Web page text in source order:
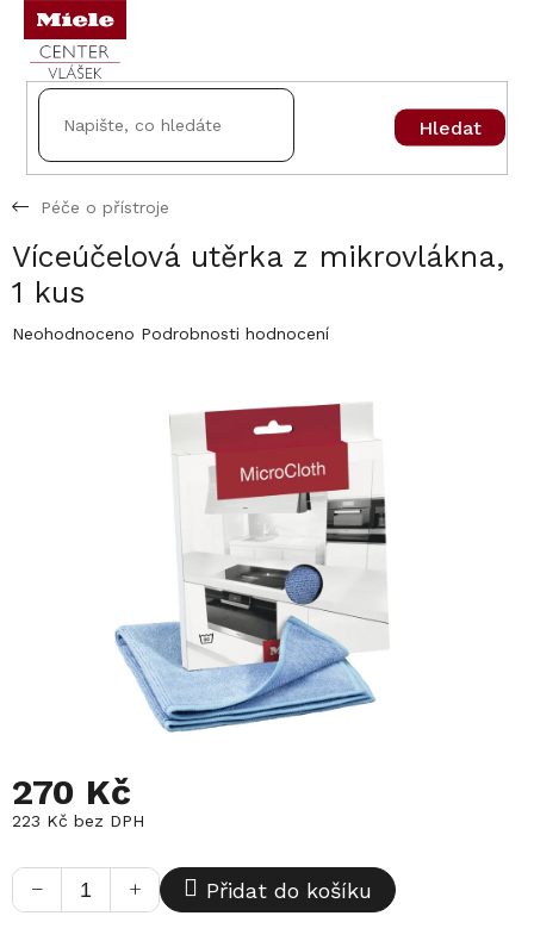
Přejít
obsah
Hledat
Péče o přístroje
Víceúčelová utěrka z mikrovlákna,
1 kus
Průměrné
Neohodnoceno Podrobnosti hodnocení
270 Kč
223 Kč bez DPH
cena:
+
− Přidat do košíku